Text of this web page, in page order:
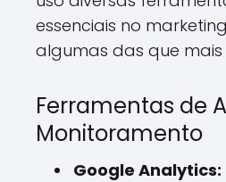
essenciais no
algumas das que
Ferramentas de
Monitoramento
Google Analytics: